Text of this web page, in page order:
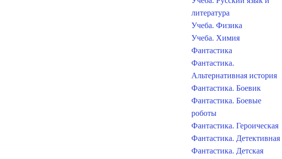
литература
Учеба. Физика
Учеба. Химия
Фантастика
Фантастика.
Альтернативная история
Фантастика. Боевик
Фантастика. Боевые
роботы
Фантастика. Героическая
Фантастика. Детективная
Фантастика. Детская